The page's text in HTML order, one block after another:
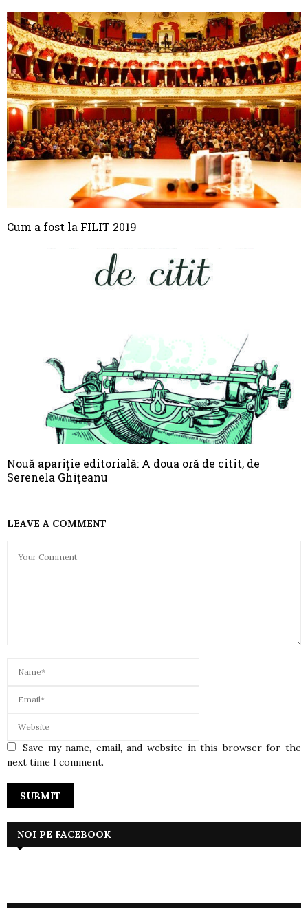
Cum a fost la FILIT 2019
Nouă apariție editorială: A doua oră de citit, de
Serenela Ghițeanu
LEAVE A COMMENT
Save my name, email, and website in this browser for the
next time I comment.
NOI PE FACEBOOK